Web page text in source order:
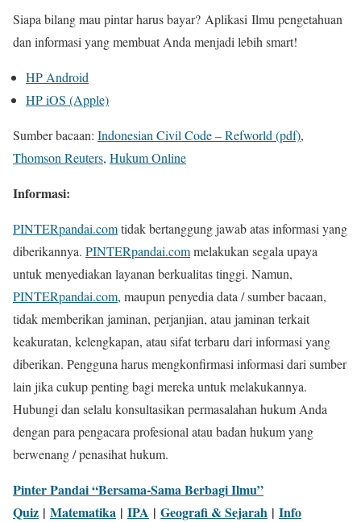
Siapa bilang mau pintar harus bayar? Aplikasi Ilmu pengetahuan
dan informasi yang membuat Anda menjadi lebih smart!
HP Android
HP iOS (Apple)
Sumber bacaan: Indonesian Civil Code – Refworld (pdf),
Thomson Reuters, Hukum Online
Informasi:
PINTERpandai.comtidak bertanggung jawab atas informasi yang
diberikannya. PINTERpandai.commelakukan segala upaya
untuk menyediakan layanan berkualitas tinggi. Namun,
PINTERpandai.com, maupun penyedia data / sumber bacaan,
tidak memberikan jaminan, perjanjian, atau jaminan terkait
keakuratan, kelengkapan, atau sifat terbaru dari informasi yang
diberikan. Pengguna harus mengkonfirmasi informasi dari sumber
lain jika cukup penting bagi mereka untuk melakukannya.
Hubungi dan selalu konsultasikan permasalahan hukum Anda
dengan para pengacara profesional atau badan hukum yang
berwenang / penasihat hukum.
Pinter Pandai “Bersama-Sama Berbagi Ilmu”
Quiz | Matematika | IPA | Geografi & Sejarah | Info